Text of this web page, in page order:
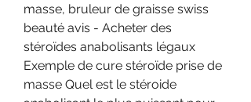
masse, bruleur de graisse swiss
beauté avis - Acheter des
stéroïdes anabolisants légaux
Exemple de cure stéroïde prise de
masse Quel est le stéroide